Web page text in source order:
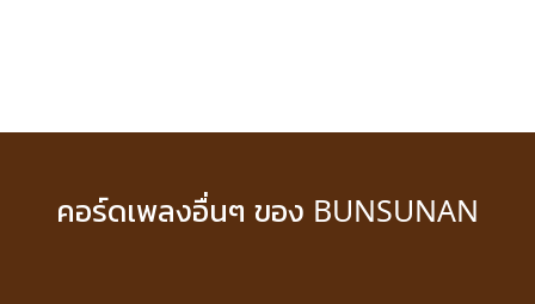
คอร์ดเพลงอื่นๆ ของ BUNSUNAN